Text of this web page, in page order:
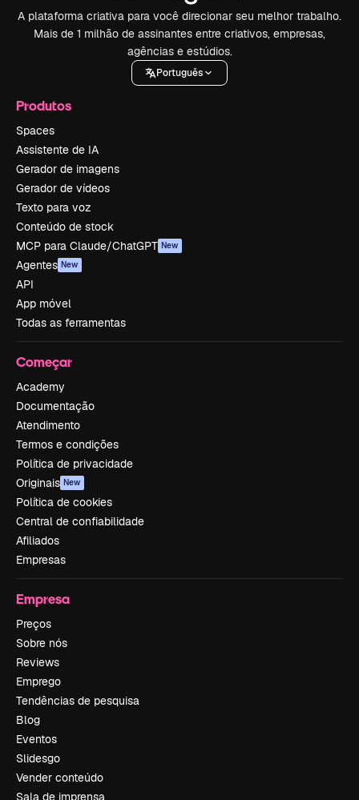
A plataforma criativa para você direcionar seu melhor trabalho.
Mais de 1 milhão de assinantes entre criativos, empresas,
agências e estúdios.
Português
Produtos
Spaces
Assistente de IA
Gerador de imagens
Gerador de vídeos
Texto para voz
Conteúdo de stock
MCP para Claude/ChatGPT New
Agentes New
API
App móvel
Todas as ferramentas
Começar
Academy
Documentação
Atendimento
Termos e condições
Política de privacidade
Originais New
Política de cookies
Central de confiabilidade
Afiliados
Empresas
Empresa
Preços
Sobre nós
Reviews
Emprego
Tendências de pesquisa
Blog
Eventos
Slidesgo
Vender conteúdo
Sala de imprensa